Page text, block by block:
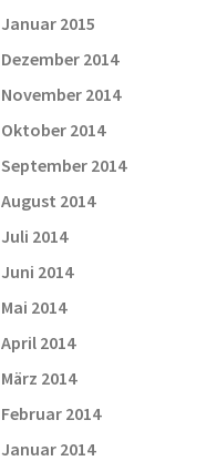
Januar 2015
Dezember 2014
November 2014
Oktober 2014
September 2014
August 2014
Juli 2014
Juni 2014
Mai 2014
April 2014
März 2014
Februar 2014
Januar 2014